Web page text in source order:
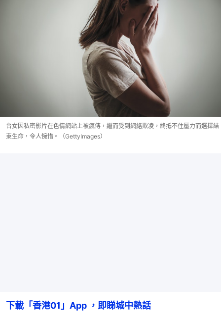
台女因私密影片在色情網站上被瘋傳，繼而受到網絡欺凌，終抵不住壓力而選擇結
束生命，令人惋惜。（GettyImages）
下載「香港01」App ，即睇城中熱話